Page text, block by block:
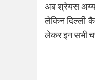
अब श्रेयस
लेकिन दिल्ली
लेकर इन सभी